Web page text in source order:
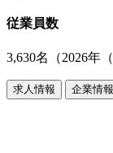
従業員数
3,630名（2026年
求人情報 企業情報